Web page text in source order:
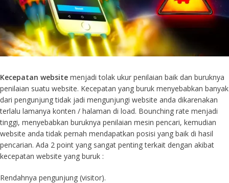
Kecepatan website menjadi tolak ukur penilaian baik dan buruknya
penilaian suatu website. Kecepatan yang buruk menyebabkan banyak
dari pengunjung tidak jadi mengunjungi website anda dikarenakan
terlalu lamanya konten / halaman di load. Bounching rate menjadi
tinggi, menyebabkan buruknya penilaian mesin pencari, kemudian
website anda tidak pernah mendapatkan posisi yang baik di hasil
pencarian. Ada 2 point yang sangat penting terkait dengan akibat
kecepatan website yang buruk :
Rendahnya pengunjung (visitor).